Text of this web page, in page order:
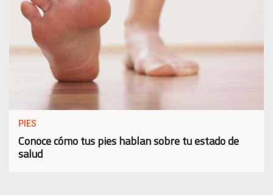
PIES
Conoce cómo tus pies hablan sobre tu estado de
salud